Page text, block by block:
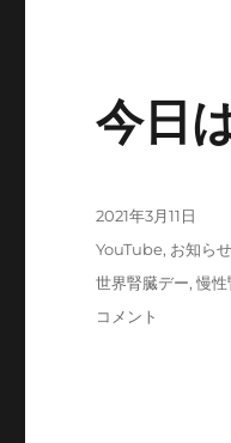
今日
投
稿
2021年3月11日
カ
テ
リ
YouTube, お知らせ
タ
世界腎臓デー,慢性
今
コメント